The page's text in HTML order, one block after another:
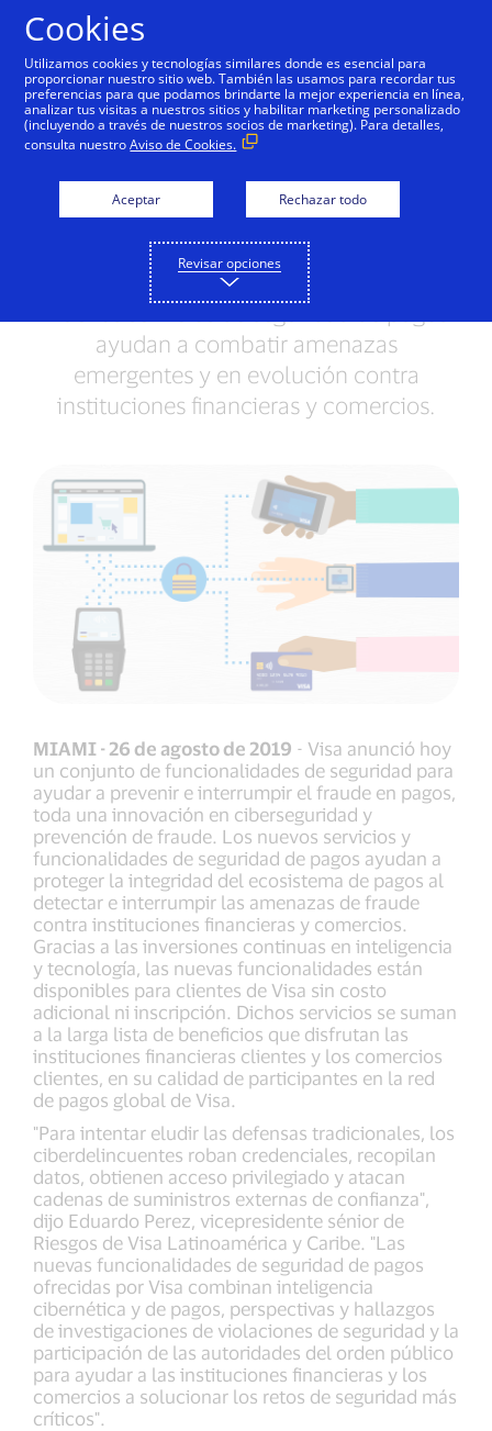
Visa presenta conjunto
de funcionalidades de
seguridad para ayudar a
prevenir e interrumpir el
fraude en pagos
Nuevos servicios de seguridad de pagos
ayudan a combatir amenazas
emergentes y en evolución contra
instituciones financieras y comercios.
MIAMI - 26 de agosto de 2019 - Visa anunció hoy
un conjunto de funcionalidades de seguridad para
ayudar a prevenir e interrumpir el fraude en pagos,
toda una innovación en ciberseguridad y
prevención de fraude. Los nuevos servicios y
funcionalidades de seguridad de pagos ayudan a
proteger la integridad del ecosistema de pagos al
detectar e interrumpir las amenazas de fraude
contra instituciones financieras y comercios.
Gracias a las inversiones continuas en inteligencia
y tecnología, las nuevas funcionalidades están
disponibles para clientes de Visa sin costo
adicional ni inscripción. Dichos servicios se suman
a la larga lista de beneficios que disfrutan las
instituciones financieras clientes y los comercios
clientes, en su calidad de participantes en la red
de pagos global de Visa.
"Para intentar eludir las defensas tradicionales, los
ciberdelincuentes roban credenciales, recopilan
datos, obtienen acceso privilegiado y atacan
cadenas de suministros externas de confianza",
dijo Eduardo Perez, vicepresidente sénior de
Riesgos de Visa Latinoamérica y Caribe. "Las
nuevas funcionalidades de seguridad de pagos
ofrecidas por Visa combinan inteligencia
cibernética y de pagos, perspectivas y hallazgos
de investigaciones de violaciones de seguridad y la
participación de las autoridades del orden público
para ayudar a las instituciones financieras y los
comercios a solucionar los retos de seguridad más
críticos".
Cookies
Utilizamos cookies y tecnologías similares donde es esencial para
proporcionar nuestro sitio web. También las usamos para recordar tus
preferencias para que podamos brindarte la mejor experiencia en línea,
analizar tus visitas a nuestros sitios y habilitar marketing personalizado
(incluyendo a través de nuestros socios de marketing). Para detalles,
consulta nuestroAviso de Cookies.
Aceptar Rechazar todo
Revisar opciones